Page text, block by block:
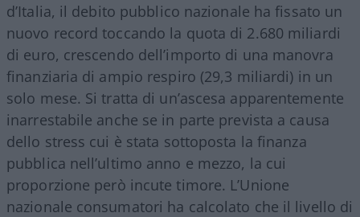
d’Italia, il debito pubblico nazionale ha fissato un
nuovo record toccando la quota di 2.680 miliardi
di euro, crescendo dell’importo di una manovra
finanziaria di ampio respiro (29,3 miliardi) in un
solo mese. Si tratta di un’ascesa apparentemente
inarrestabile anche se in parte prevista a causa
dello stress cui è stata sottoposta la finanza
pubblica nell’ultimo anno e mezzo, la cui
proporzione però incute timore. L’Unione
nazionale consumatori ha calcolato che il livello di